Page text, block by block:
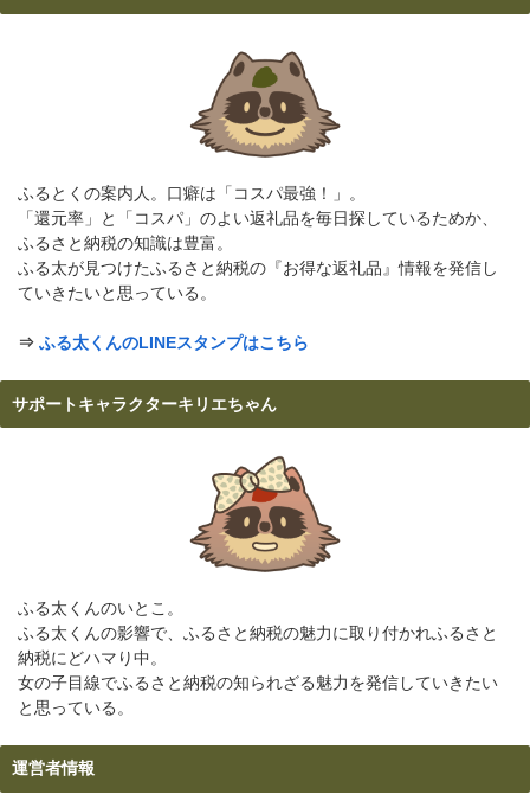
ふるとくの案内人。口癖は「コスパ最強！」。
「還元率」と「コスパ」のよい返礼品を毎日探しているためか、
ふるさと納税の知識は豊富。
ふる太が見つけたふるさと納税の『お得な返礼品』情報を発信し
ていきたいと思っている。
⇒ ふる太くんのLINEスタンプはこちら
サポートキャラクターキリエちゃん
ふる太くんのいとこ。
ふる太くんの影響で、ふるさと納税の魅力に取り付かれふるさと
納税にどハマり中。
女の子目線でふるさと納税の知られざる魅力を発信していきたい
と思っている。
運営者情報